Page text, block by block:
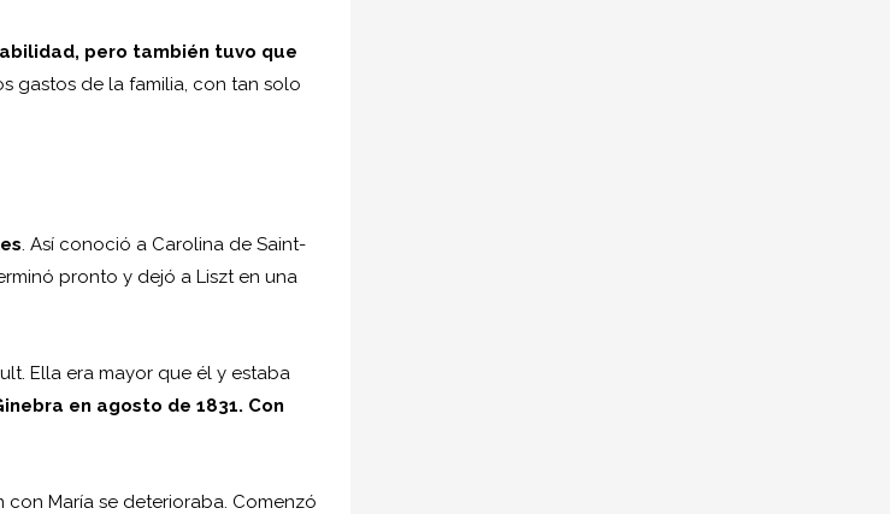
pero también tuvo que
gastos de la familia, con tan solo
. Así conoció a Carolina de Saint-
pronto y dejó a Liszt en una
Ella era mayor que él y estaba
en agosto de 1831. Con
María se deterioraba. Comenzó